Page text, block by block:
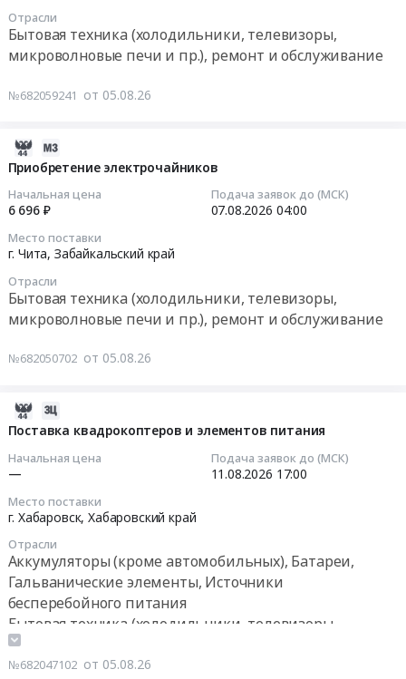
Отрасли
Бытовая техника (холодильники, телевизоры,
микроволновые печи и пр.), ремонт и обслуживание
№682059241 от 05.08.26
Приобретение электрочайников
Начальная цена
6 696 ₽
Подача заявок до (МСК)
07.08.2026 04:00
Место поставки
г. Чита, Забайкальский край
Отрасли
Бытовая техника (холодильники, телевизоры,
микроволновые печи и пр.), ремонт и обслуживание
№682050702 от 05.08.26
Поставка квадрокоптеров и элементов питания
Начальная цена
—
Подача заявок до (МСК)
11.08.2026 17:00
Место поставки
г. Хабаровск,Хабаровский край
Отрасли
Аккумуляторы (кроме автомобильных), Батареи,
Гальванические элементы, Источники
бесперебойного питания
Бытовая техника (холодильники, телевизоры,
микроволновые печи и пр.), ремонт и обслуживание
№682047102 от 05.08.26